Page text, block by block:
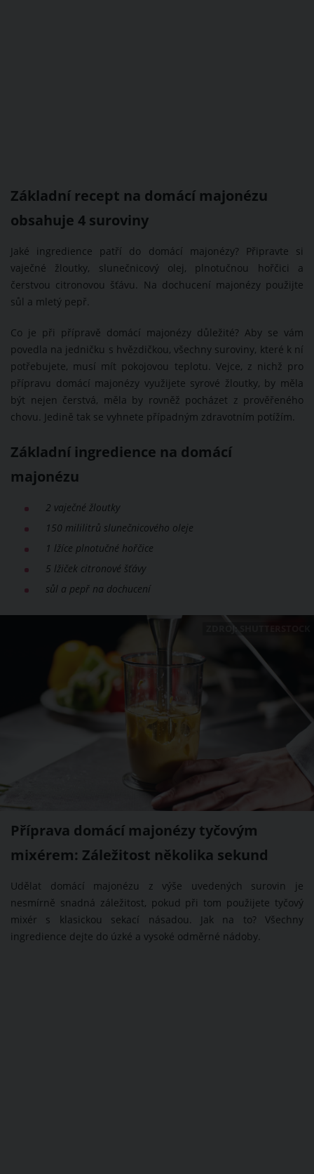
Základní recept na domácí majonézu
obsahuje 4 suroviny
Jaké ingredience patří do domácí majonézy? Připravte si
vaječné žloutky, slunečnicový olej, plnotučnou hořčici a
čerstvou citronovou šťávu. Na dochucení majonézy použijte
sůl a mletý pepř.
Co je při přípravě domácí majonézy důležité? Aby se vám
povedla na jedničku s hvězdičkou, všechny suroviny, které k ní
potřebujete, musí mít pokojovou teplotu. Vejce, z nichž pro
přípravu domácí majonézy využijete syrové žloutky, by měla
být nejen čerstvá, měla by rovněž pocházet z prověřeného
chovu. Jedině tak se vyhnete případným zdravotním potížím.
Základní ingredience na domácí
majonézu
2 vaječné žloutky
150 mililitrů slunečnicového oleje
1 lžíce plnotučné hořčice
5 lžiček citronové šťávy
sůl a pepř na dochucení
ZDROJ: SHUTTERSTOCK
Příprava domácí majonézy tyčovým
mixérem: Záležitost několika sekund
Udělat domácí majonézu z výše uvedených surovin je
nesmírně snadná záležitost, pokud při tom použijete tyčový
mixér s klasickou sekací násadou. Jak na to? Všechny
ingredience dejte do úzké a vysoké odměrné nádoby.